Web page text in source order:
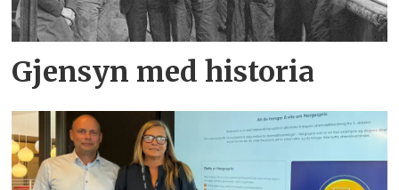
Gjensyn med historia